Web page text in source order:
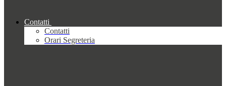
Contatti
Contatti
Orari Segreteria